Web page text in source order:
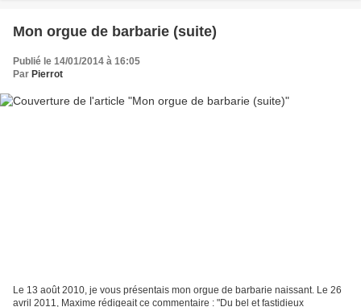
Mon orgue de barbarie (suite)
Publié le 14/01/2014 à 16:05
Par Pierrot
Le 13 août 2010, je vous présentais mon orgue de barbarie naissant. Le 26
avril 2011, Maxime rédigeait ce commentaire : "Du bel et fastidieux